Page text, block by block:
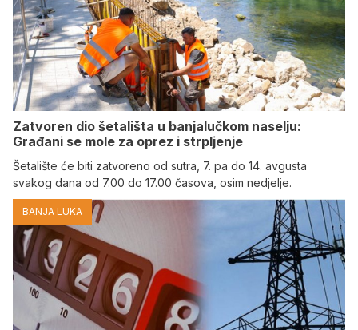
Zatvoren dio šetališta u banjalučkom naselju:
Građani se mole za oprez i strpljenje
Šetalište će biti zatvoreno od sutra, 7. pa do 14. avgusta
svakog dana od 7.00 do 17.00 časova, osim nedjelje.
BANJA LUKA